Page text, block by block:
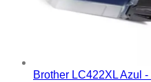
Brother LC422XL Azul -